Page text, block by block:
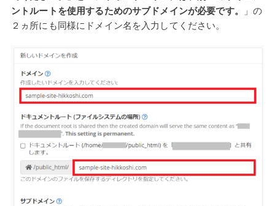
ントルートを使用するためのサブドメインが必要です。
」の
２ヵ所にも同様にドメイン名を入力してください。